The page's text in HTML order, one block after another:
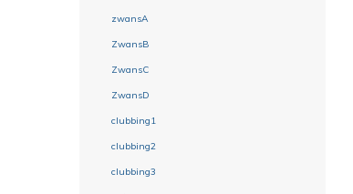
zwansA
ZwansB
ZwansC
ZwansD
clubbing1
clubbing2
clubbing3